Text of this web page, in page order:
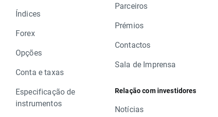
Índices
Forex
Opções
Conta e taxas
Especificação de
instrumentos
Parceiros
Prémios
Contactos
Sala de Imprensa
Relação com investidores
Notícias